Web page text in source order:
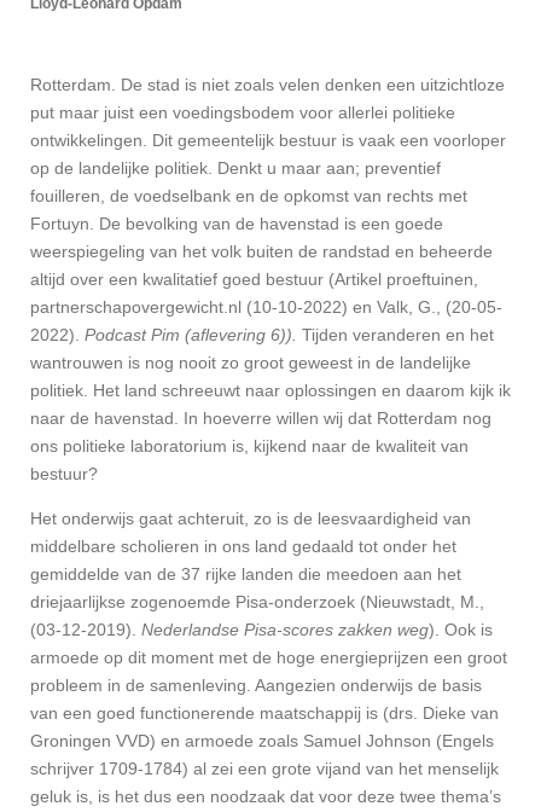
Rotterdam. De stad is niet zoals velen denken een uitzichtloze
put maar juist een voedingsbodem voor allerlei politieke
ontwikkelingen. Dit gemeentelijk bestuur is vaak een voorloper
op de landelijke politiek. Denkt u maar aan; preventief
fouilleren, de voedselbank en de opkomst van rechts met
Fortuyn. De bevolking van de havenstad is een goede
weerspiegeling van het volk buiten de randstad en beheerde
altijd over een kwalitatief goed bestuur (Artikel proeftuinen,
partnerschapovergewicht.nl (10-10-2022) en Valk, G., (20-05-
2022). Podcast Pim (aflevering 6)). Tijden veranderen en het
wantrouwen is nog nooit zo groot geweest in de landelijke
politiek. Het land schreeuwt naar oplossingen en daarom kijk ik
naar de havenstad. In hoeverre willen wij dat Rotterdam nog
ons politieke laboratorium is, kijkend naar de kwaliteit van
bestuur?
Het onderwijs gaat achteruit, zo is de leesvaardigheid van
middelbare scholieren in ons land gedaald tot onder het
gemiddelde van de 37 rijke landen die meedoen aan het
driejaarlijkse zogenoemde Pisa-onderzoek (Nieuwstadt, M.,
(03-12-2019). Nederlandse Pisa-scores zakken weg). Ook is
armoede op dit moment met de hoge energieprijzen een groot
probleem in de samenleving. Aangezien onderwijs de basis
van een goed functionerende maatschappij is (drs. Dieke van
Groningen VVD) en armoede zoals Samuel Johnson (Engels
schrijver 1709-1784) al zei een grote vijand van het menselijk
geluk is, is het dus een noodzaak dat voor deze twee thema’s